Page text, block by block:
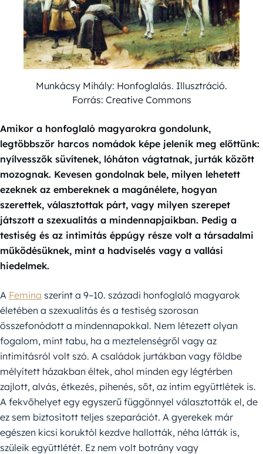
Munkácsy Mihály: Honfoglalás. Illusztráció.
Forrás: Creative Commons
Amikor a honfoglaló magyarokra gondolunk,
legtöbbször harcos nomádok képe jelenik meg előttünk:
nyílvesszők süvítenek, lóháton vágtatnak, jurták között
mozognak. Kevesen gondolnak bele, milyen lehetett
ezeknek az embereknek a magánélete, hogyan
szerettek, választottak párt, vagy milyen szerepet
játszott a szexualitás a mindennapjaikban. Pedig a
testiség és az intimitás éppúgy része volt a társadalmi
működésüknek, mint a hadviselés vagy a vallási
hiedelmek.
A Femina szerint a 9–10. századi honfoglaló magyarok
életében a szexualitás és a testiség szorosan
összefonódott a mindennapokkal. Nem létezett olyan
fogalom, mint tabu, ha a meztelenségről vagy az
intimitásról volt szó. A családok jurtákban vagy földbe
mélyített házakban éltek, ahol minden egy légtérben
zajlott, alvás, étkezés, pihenés, sőt, az intim együttlétek is.
A fekvőhelyet egy egyszerű függönnyel választották el, de
ez sem biztosított teljes szeparációt. A gyerekek már
egészen kicsi koruktól kezdve hallották, néha látták is,
szüleik együttlétét. Ez nem volt botrány vagy